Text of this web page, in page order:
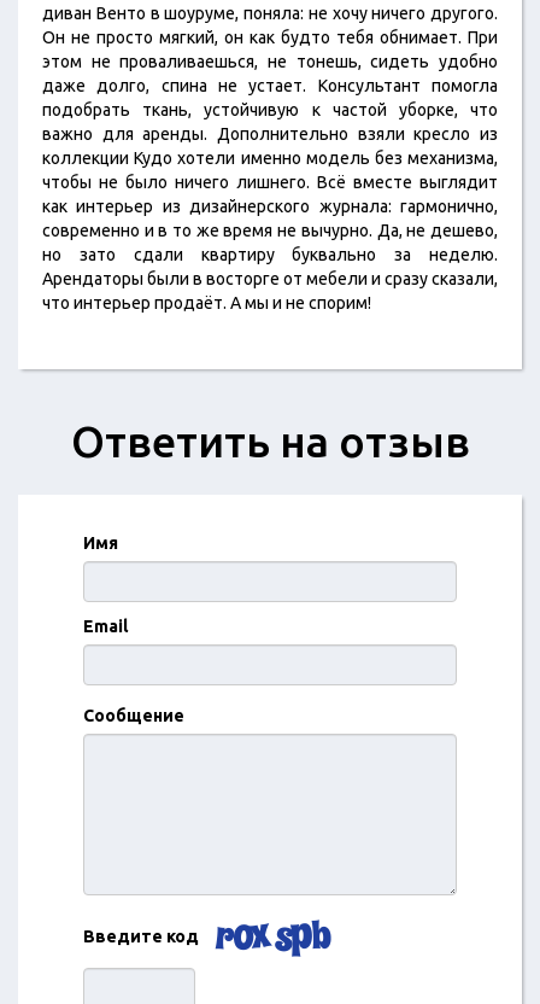
диван Венто в шоуруме, поняла: не хочу ничего другого.
Он не просто мягкий, он как будто тебя обнимает. При
этом не проваливаешься, не тонешь, сидеть удобно
даже долго, спина не устает. Консультант помогла
подобрать ткань, устойчивую к частой уборке, что
важно для аренды. Дополнительно взяли кресло из
коллекции Кудо хотели именно модель без механизма,
чтобы не было ничего лишнего. Всё вместе выглядит
как интерьер из дизайнерского журнала: гармонично,
современно и в то же время не вычурно. Да, не дешево,
но зато сдали квартиру буквально за неделю.
Арендаторы были в восторге от мебели и сразу сказали,
что интерьер продаёт. А мы и не спорим!
Ответить на отзыв
Имя
Email
Сообщение
Введите код